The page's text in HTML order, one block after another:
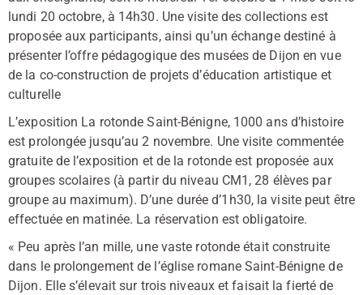
lundi 20 octobre, à 14h30. Une visite des collections est
proposée aux participants, ainsi qu’un échange destiné à
présenter l’offre pédagogique des musées de Dijon en vue
de la co-construction de projets d’éducation artistique et
culturelle
L’exposition La rotonde Saint-Bénigne, 1000 ans d’histoire
est prolongée jusqu’au 2 novembre. Une visite commentée
gratuite de l’exposition et de la rotonde est proposée aux
groupes scolaires (à partir du niveau CM1, 28 élèves par
groupe au maximum). D’une durée d’1h30, la visite peut être
effectuée en matinée. La réservation est obligatoire.
« Peu après l’an mille, une vaste rotonde était construite
dans le prolongement de l’église romane Saint-Bénigne de
Dijon. Elle s’élevait sur trois niveaux et faisait la fierté de